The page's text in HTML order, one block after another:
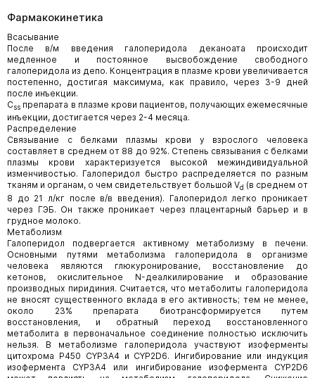
Фармакокинетика
Всасывание
После в/м введения галоперидола деканоата происходит
медленное и постоянное высвобождение свободного
галоперидола из депо. Концентрация в плазме крови увеличивается
постепенно, достигая максимума, как правило, через 3-9 дней
после инъекции.
Css препарата в плазме крови пациентов, получающих ежемесячные
инъекции, достигается через 2-4 месяца.
Распределение
Связывание с белками плазмы крови у взрослого человека
составляет в среднем от 88 до 92%. Степень связывания с белками
плазмы крови характеризуется высокой межиндивидуальной
изменчивостью. Галоперидол быстро распределяется по разным
тканям и органам, о чем свидетельствует большой Vd (в среднем от
8 до 21 л/кг после в/в введения). Галоперидол легко проникает
через ГЭБ. Он также проникает через плацентарный барьер и в
грудное молоко.
Метаболизм
Галоперидол подвергается активному метаболизму в печени.
Основными путями метаболизма галоперидола в организме
человека являются глюкуронирование, восстановление до
кетонов, окислительное N-деалкилирование и образование
производных пиридиния. Считается, что метаболиты галоперидола
не вносят существенного вклада в его активность; тем не менее,
около 23% препарата биотрансформируется путем
восстановления, и обратный переход восстановленного
метаболита в первоначальное соединение полностью исключить
нельзя. В метаболизме галоперидола участвуют изоферменты
цитохрома Р450 CYP3A4 и CYP2D6. Ингибирование или индукция
изофермента CYP3A4 или ингибирование изофермента CYP2D6